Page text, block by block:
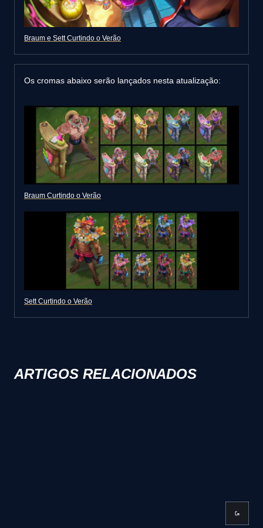
Braum e Sett Curtindo o Verão
Os cromas abaixo serão lançados nesta atualização:
Braum Curtindo o Verão
Sett Curtindo o Verão
ARTIGOS RELACIONADOS